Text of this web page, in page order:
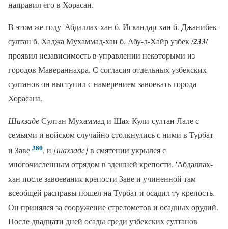
направил его в Хорасан.
В этом же году 'Абдаллах-хан б. Искандар-хан б. Джанибек-
султан б. Хаджа Мухаммад-хан б. Абу-л-Хайр узбек /233/
проявил независимость в управлении некоторыми из
городов Мавераннахра. С согласия отдельных узбекских
султанов он выступил с намерением завоевать города
Хорасана.
ШахзадеСултан Мухаммад и Шах-Кули-султан Лале с
семьями и войском случайно столкнулись с ними в Турбат-
и Заве 380, и [шахзаде]в смятении укрылся с
многочисленным отрядом в здешней крепости. 'Абдаллах-
хан после завоевания крепости Заве и учиненной там
всеобщей расправы пошел на Турбат и осадил ту крепость.
Он принялся за сооружение стрелометов и осадных орудий.
После двадцати дней осады среди узбекских султанов